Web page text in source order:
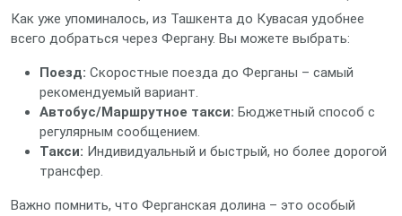
Как уже упоминалось, из Ташкента до Кувасая удобнее
всего добраться через Фергану. Вы можете выбрать:
Поезд: Скоростные поезда до Ферганы – самый
рекомендуемый вариант.
Автобус/Маршрутное такси: Бюджетный способ с
регулярным сообщением.
Такси: Индивидуальный и быстрый, но более дорогой
трансфер.
Важно помнить, что Ферганская долина – это особый